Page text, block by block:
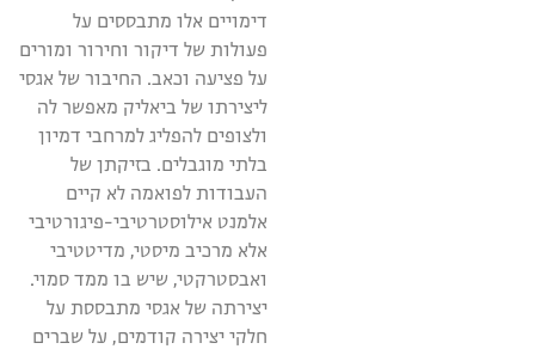
דימויים אלו מתבססים על
פעולות של דיקור וחירור ומורים
על פציעה וכאב. החיבור של אגסי
ליצירתו של ביאליק מאפשר לה
ולצופים להפליג למרחבי דמיון
בלתי מוגבלים. בזיקתן של
העבודות לפואמה לא קיים
אלמנט אילוסטרטיבי-פיגורטיבי
אלא מרכיב מיסטי, מדיטטיבי
ואבסטרקטי, שיש בו ממד סמוי.
יצירתה של אגסי מתבססת על
חלקי יצירה קודמים, על שברים